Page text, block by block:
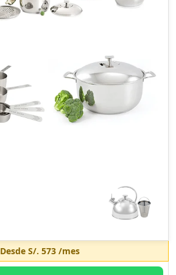
Desde S/. 573/mes